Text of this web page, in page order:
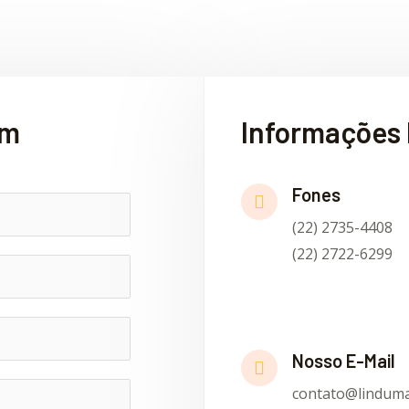
Informações
Fones
(22) 2735-4408
(22) 2722-6299
Nosso E-Mail